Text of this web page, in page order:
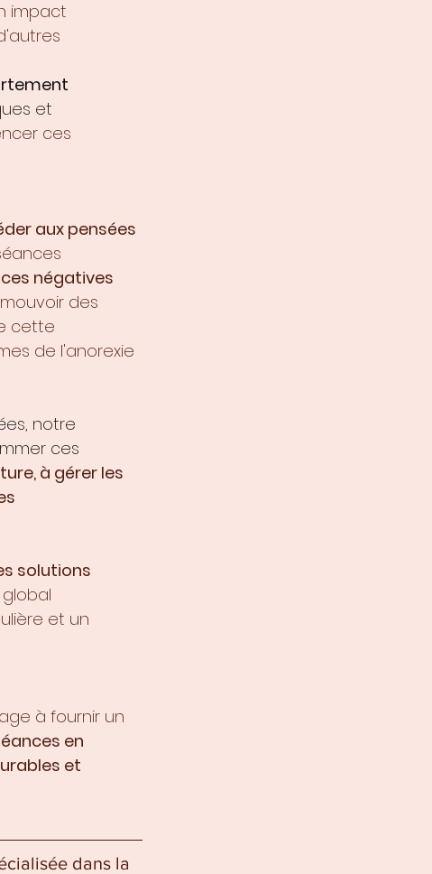
impact
et
ces
aux pensées
négatives
des
cette
de l'anorexie
notre
ces
à gérer les
solutions
et un
à fournir un
en
et
dans la